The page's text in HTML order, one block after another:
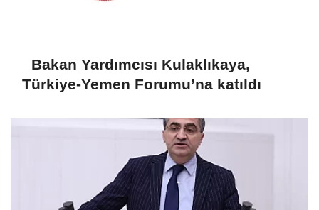
Bakan Yardımcısı Kulaklıkaya,
Türkiye-Yemen Forumu’na katıldı